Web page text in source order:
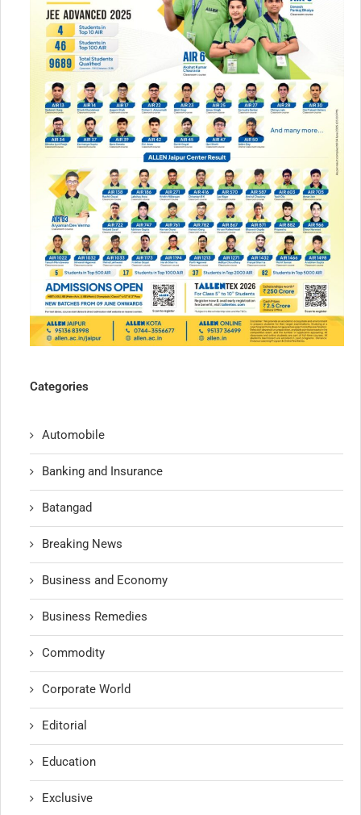
Categories
Automobile
Banking and Insurance
Batangad
Breaking News
Business and Economy
Business Remedies
Commodity
Corporate World
Editorial
Education
Exclusive